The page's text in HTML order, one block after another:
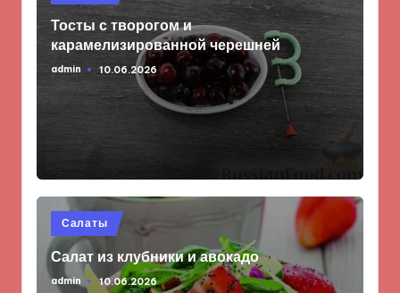
в
Тосты с творогом и
карамелизированной черешней
Запись
admin 10.06.2026
Опубликовано
в
Салаты
Салат из клубники и авокадо
Запись
admin 10.06.2026